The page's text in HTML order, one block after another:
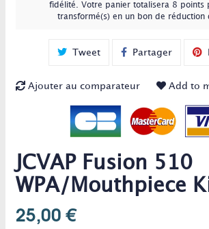
fidélité . Votre panier totalisera 8 points
transformé(s) en un bon de réduction
Tweet Partager
Ajouter au comparateur Add to
JCVAP Fusion 510
WPA/Mouthpiece
25,00 €